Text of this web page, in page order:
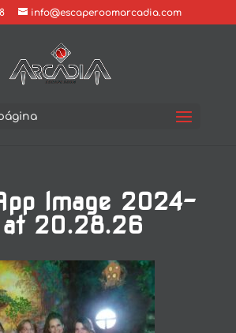
info@escaperoomarcadia.com
Image 2024-
20.28.26